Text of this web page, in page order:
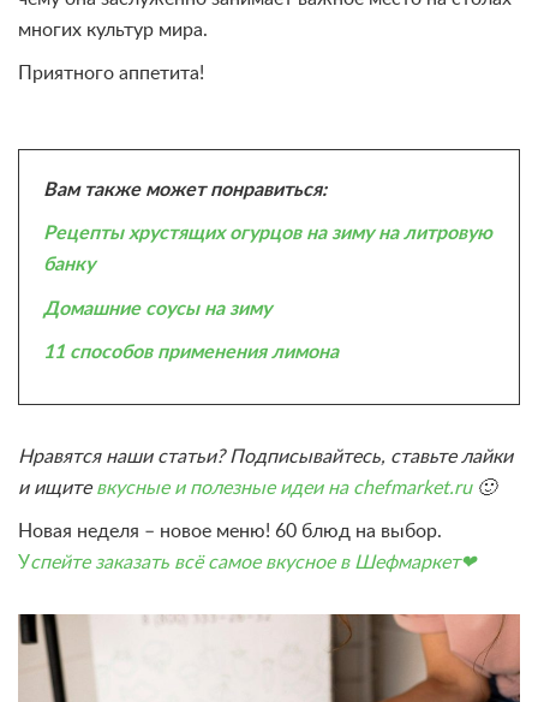
многих культур мира.
Приятного аппетита!
Вам также может понравиться:
Рецепты хрустящих огурцов на зиму на литровую
банку
Домашние соусы на зиму
11 способов применения лимона
Нравятся наши статьи? Подписывайтесь, ставьте лайки
и ищите вкусные и полезные идеи на chefmarket.ru 🙂
Новая неделя – новое меню! 60 блюд на выбор.
Успейте заказать всё самое вкусное в Шефмаркет❤